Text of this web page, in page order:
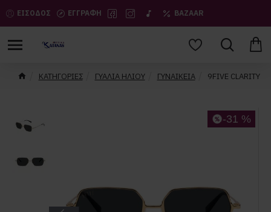
ΕΙΣΟΔΟΣ ΕΓΓΡΑΦΗ BAZAAR
ΚΑΤΗΓΟΡΙΕΣ ΓΥΑΛΙΑ ΗΛΙΟΥ ΓΥΝΑΙΚΕΙΑ 9FIVE CLARITY
-31 %